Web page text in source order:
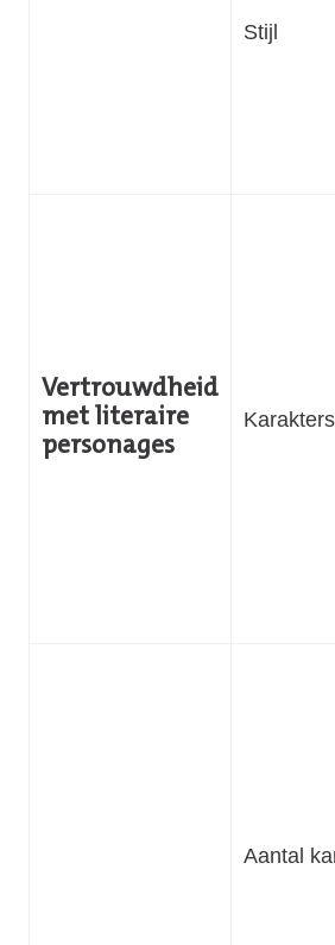
Stijl
Vertrouwdheid
met literaire
personages
Karakters
Aantal